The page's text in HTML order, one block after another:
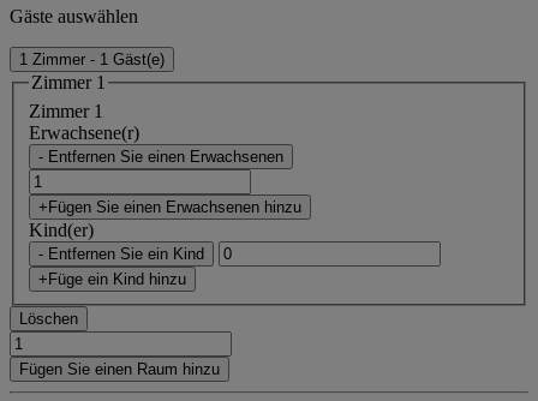
Gäste auswählen
1 Zimmer - 1 Gäst(e)
Zimmer 1
Zimmer 1
Erwachsene(r)
- Entfernen Sie einen Erwachsenen
+Fügen Sie einen Erwachsenen hinzu
Kind(er)
- Entfernen Sie ein Kind
+Füge ein Kind hinzu
Löschen
Fügen Sie einen Raum hinzu